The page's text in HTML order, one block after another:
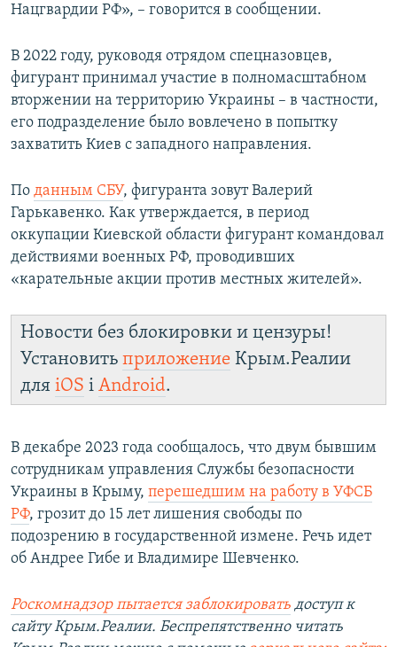
Нацгвардии РФ», – говорится в сообщении.
В 2022 году, руководя отрядом спецназовцев,
фигурант принимал участие в полномасштабном
вторжении на территорию Украины – в частности,
его подразделение было вовлечено в попытку
захватить Киев с западного направления.
По данным СБУ, фигуранта зовут Валерий
Гарькавенко. Как утверждается, в период
оккупации Киевской области фигурант командовал
действиями военных РФ, проводивших
«карательные акции против местных жителей».
Новости без блокировки и цензуры!
Установить приложение Крым.Реалии
для iOS і Android.
В декабре 2023 года сообщалось, что двум бывшим
сотрудникам управления Службы безопасности
Украины в Крыму, перешедшим на работу в УФСБ
РФ, грозит до 15 лет лишения свободы по
подозрению в государственной измене. Речь идет
об Андрее Гибе и Владимире Шевченко.
Роскомнадзор пытается заблокировать доступ к
сайту Крым.Реалии. Беспрепятственно читать